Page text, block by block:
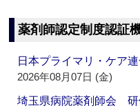
薬剤師認定制度認証
日本プライマリ・ケ
2026年08月07日 (金)
埼玉県病院薬剤師会